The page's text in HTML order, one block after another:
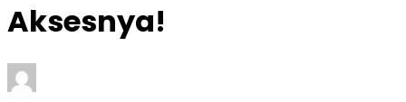
Aksesnya!